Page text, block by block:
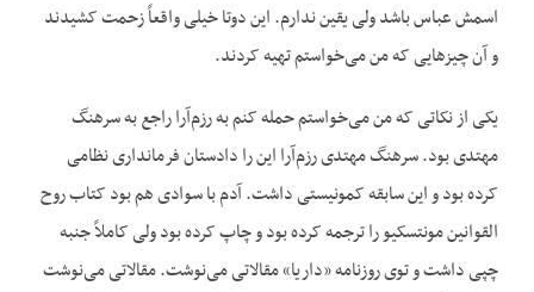
اسمش عباس باشد ولی یقین ندارم. این دوتا خیلی واقعاً زحمت کشیدند
و آن چیزهایی که من می‌خواستم تهیه کردند.
یکی از نکاتی که من می‌خواستم حمله کنم به رزم‌آرا راجع به سرهنگ
مهتدی بود. سرهنگ مهتدی رزم‌آرا این را دادستان فرمانداری نظامی
کرده بود و این سابقه کمونیستی داشت. آدم با سوادی هم بود کتاب روح
القوانین مونتسکیو را ترجمه کرده بود و چاپ کرده بود ولی کاملاً جنبه
چپی داشت و توی روزنامه «داریا» مقالاتی می‌نوشت. مقالاتی می‌نوشت